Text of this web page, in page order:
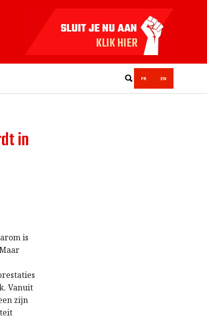
FR EN
in
is
Vanuit
zijn